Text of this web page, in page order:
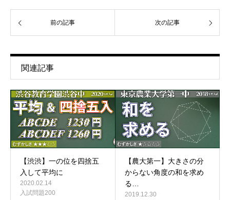
前の記事 次の記事
関連記事
【渋渋】一の位を四捨五
入して平均に
2020.02.14
入試問題200
【農大第一】大きさの分
からない角度の和を求め
る…
2019.12.30